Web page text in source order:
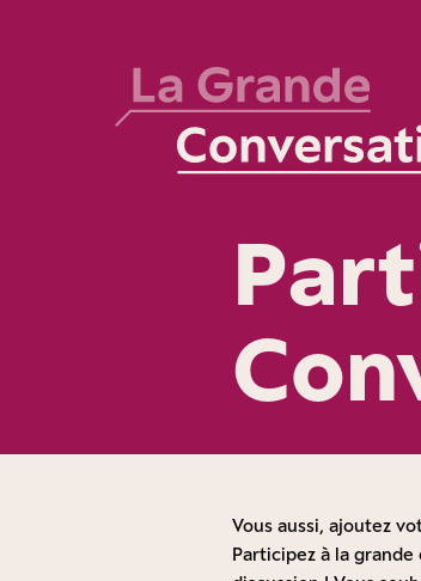
Vous aussi, ajoutez
Participez à la